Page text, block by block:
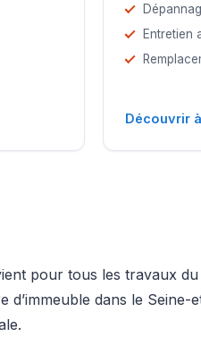
Entretien
Découvrir
pour tous les travaux
d’immeuble dans le